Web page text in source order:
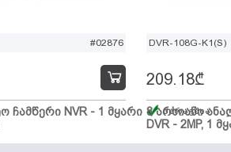
#02876
ჩამწერი NVR - 1 მყარი
DVR-108G-K1(S)
8 არხიანი
DVR - 2MP, 1
209.18₾
მარაგშია